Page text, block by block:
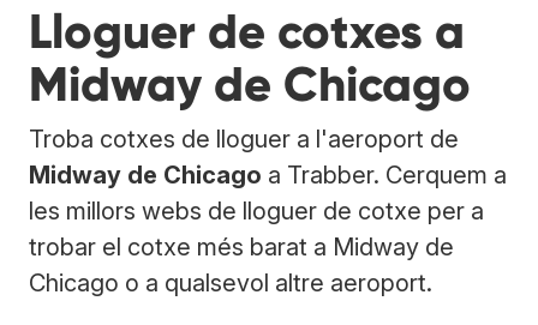
Lloguer de cotxes a
Midway de Chicago
Troba cotxes de lloguer a l'aeroport de
Midway de Chicago a Trabber. Cerquem a
les millors webs de lloguer de cotxe per a
trobar el cotxe més barat a Midway de
Chicago o a qualsevol altre aeroport.